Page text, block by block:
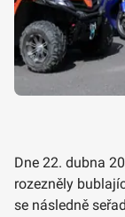
Dne 22. dubna
rozezněly
se následně